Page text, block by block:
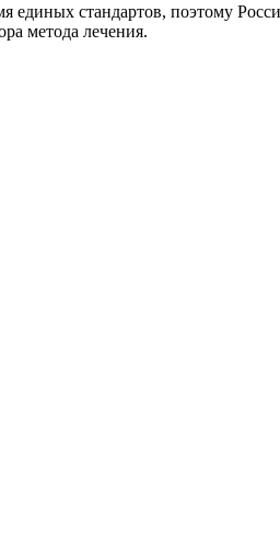
стандартов, поэтому
метода лечения.